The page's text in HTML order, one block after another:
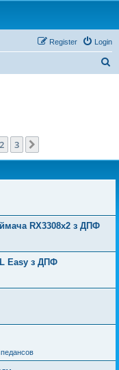
Login
Register
2 3
RX3308x2 з ДПФ
Easy з ДПФ